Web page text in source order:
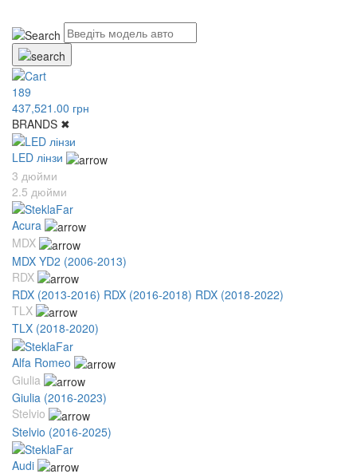
189
437,521.00 грн
BRANDS ✖
LED лінзи
3 дюйми
2.5 дюйми
Acura
MDX
MDX YD2 (2006-2013)
RDX
RDX (2013-2016) RDX (2016-2018) RDX (2018-2022)
TLX
TLX (2018-2020)
Alfa Romeo
Giulia
Giulia (2016-2023)
Stelvio
Stelvio (2016-2025)
Audi